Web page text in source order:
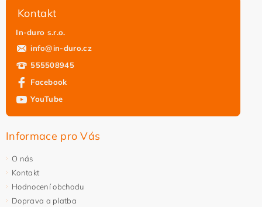
Kontakt
In-duro s.r.o.
info@in-duro.cz
555508945
Facebook
YouTube
Informace pro Vás
O nás
Kontakt
Hodnocení obchodu
Doprava a platba